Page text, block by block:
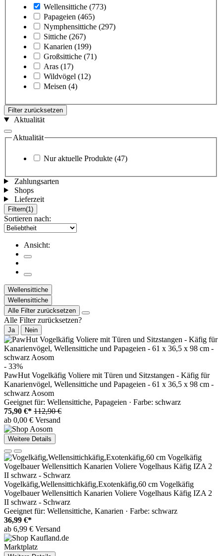
Wellensittiche (773)
Papageien (465)
Nymphensittiche (297)
Sittiche (267)
Kanarien (199)
Großsittiche (71)
Aras (17)
Wildvögel (12)
Meisen (4)
Filter zurücksetzen
Aktualität
Aktualität
Nur aktuelle Produkte (47)
Zahlungsarten
Shops
Lieferzeit
Filtern(1)
Sortieren nach:
Ansicht:
Wellensittiche
Wellensittiche
Alle Filter zurücksetzen
Alle Filter zurücksetzen?
Ja Nein
- 33%
PawHut Vogelkäfig Voliere mit Türen und Sitzstangen - Käfig für
Kanarienvögel, Wellensittiche und Papageien - 61 x 36,5 x 98 cm -
schwarz Aosom
Geeignet für: Wellensittiche, Papageien · Farbe: schwarz
75,90 €* 112,90 €
ab 0,00 € Versand
Weitere Details
Vogelkäfig,Wellensittichkäfig,Exotenkäfig,60 cm Vogelkäfig
Vogelbauer Wellensittich Kanarien Voliere Vogelhaus Käfig IZA 2
II schwarz - Schwarz
Geeignet für: Wellensittiche, Kanarien · Farbe: schwarz
36,99 €*
ab 6,99 € Versand
Marktplatz